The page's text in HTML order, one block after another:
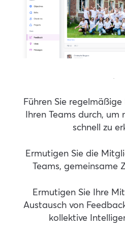
.
Führen Sie
Ihren Teams durch, um
schnell zu
Ermutigen Sie die
Teams, gemeinsame
Ermutigen Sie Ihre
Austausch von
kollektive